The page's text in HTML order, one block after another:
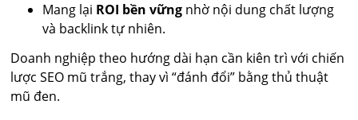
Mang lại ROI bền vững nhờ nội dung chất lượng
và backlink tự nhiên.
Doanh nghiệp theo hướng dài hạn cần kiên trì với chiến
lược SEO mũ trắng, thay vì “đánh đổi” bằng thủ thuật
mũ đen.